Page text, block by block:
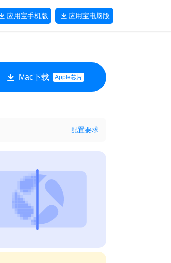
应用宝手机版 应用宝电脑版
Mac下载 Apple芯片
配置要求